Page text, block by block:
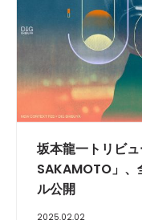
坂本龍一トリビ
SAKAMOTO」、
ル公開
2025.02.02